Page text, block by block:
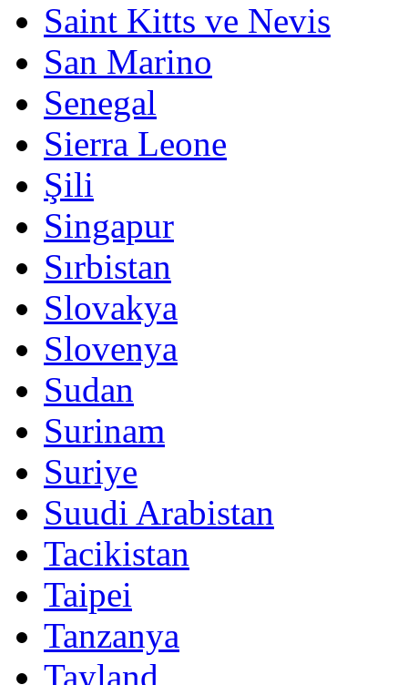
Saint Kitts ve Nevis
San Marino
Senegal
Sierra Leone
Şili
Singapur
Sırbistan
Slovakya
Slovenya
Sudan
Surinam
Suriye
Suudi Arabistan
Tacikistan
Taipei
Tanzanya
Tayland